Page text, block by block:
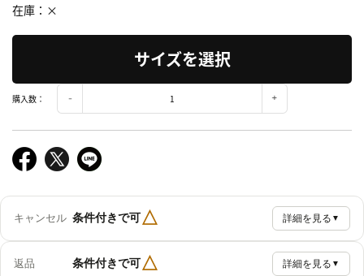
在庫 ×
サイズを選択
購入数：
キャンセル 条件付きで可△ 詳細を見る ▼
返品 条件付きで可△ 詳細を見る ▼